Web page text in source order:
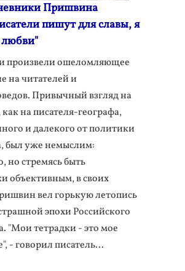
Пришвина
пишут для славы, я
любви"
произвели ошеломляющее
на читателей и
Привычный взгляд на
на писателя-географа,
и далекого от политики
был уже немыслим:
но стремясь быть
объективным, в своих
вел горькую летопись
эпохи Российского
"Мои тетрадки - это мое
- говорил писатель...